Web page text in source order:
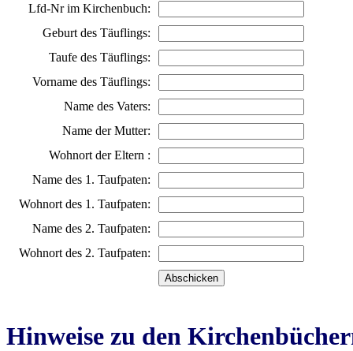
Lfd-Nr im Kirchenbuch:
Geburt des Täuflings:
Taufe des Täuflings:
Vorname des Täuflings:
Name des Vaters:
Name der Mutter:
Wohnort der Eltern :
Name des 1. Taufpaten:
Wohnort des 1. Taufpaten:
Name des 2. Taufpaten:
Wohnort des 2. Taufpaten:
Hinweise zu den